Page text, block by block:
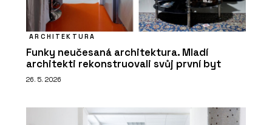
ARCHITEKTURA
Funky neučesaná architektura. Mladí
architekti rekonstruovali svůj první byt
26. 5. 2026